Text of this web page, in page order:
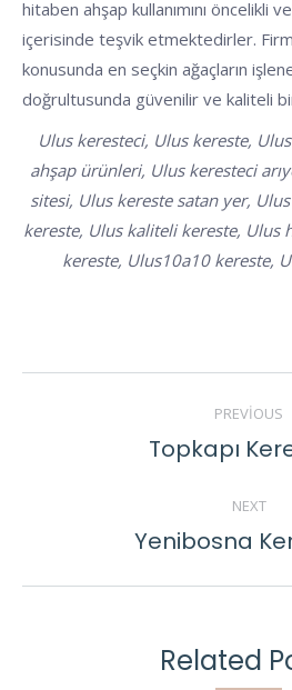
hitaben ahşap kullanımını öncelikli
içerisinde teşvik etmektedirler.
konusunda en seçkin ağaçların
doğrultusunda güvenilir ve kaliteli
Ulus keresteci, Ulus kereste,
ahşap ürünleri, Ulus keresteci
sitesi, Ulus kereste satan yer, Ulus
kereste, Ulus kaliteli kereste, Ulus
kereste, Ulus10a10 kereste,
NAVIGATION
PREVIOUS
Topkapı
NEXT
Next
Yenibosna
Related